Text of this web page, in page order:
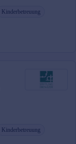
Kinderbetreuung
Kinderbetreuung